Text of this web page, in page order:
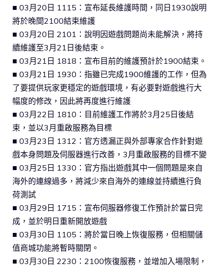
■ 03月20日 1115：宣布延長維護時間，同日1930說明
將於晚間2100結束維護
■ 03月20日 2101：說明因遊戲問題尚未能解決，將持
續維護至3月21日後結束。
■ 03月21日 1818：宣布目前的維護預計於1900結束。
■ 03月21日 1930：指雖已完成1900維護的工作，但為
了要提供玩家更穩定的遊戲環境，有必要對遊戲進行大
幅度的修改，因此將再度進行維護
■ 03月22日 1810：目前維護工作將於3月25日後結
束，並以3月重啟服務為目標
■ 03月23日 1312：官方透漏正與外部專家合作針對遊
戲本身問題及伺服器進行改善，3月重啟服務的目標不變
■ 03月25日 1330：官方指出遊戲其中一個問題是來自
海外的連線過多，將減少來自海外的連線並持續進行負
荷測試
■ 03月29日 1715：宣布伺服器修復工作預計於當日完
成，並於明日重新開放遊戲
■ 03月30日 1105：將於當日晚上恢復服務，但相關儲
值商城功能將暫時關閉。
■ 03月30日 2230：2100恢復服務，並增加入場限制，